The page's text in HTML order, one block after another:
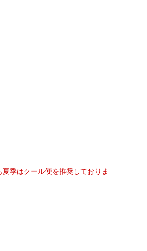
季はクール便を推奨しておりま